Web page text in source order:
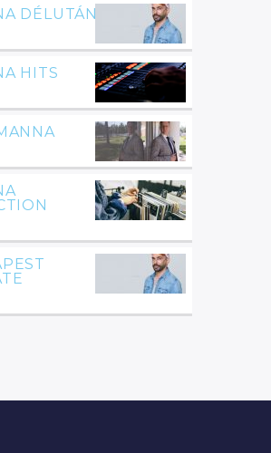
DÉLUTÁN
HITS